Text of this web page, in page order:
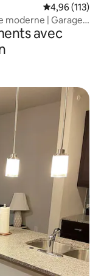
Évaluation
4,96 (113)
moderne | Garage
avec